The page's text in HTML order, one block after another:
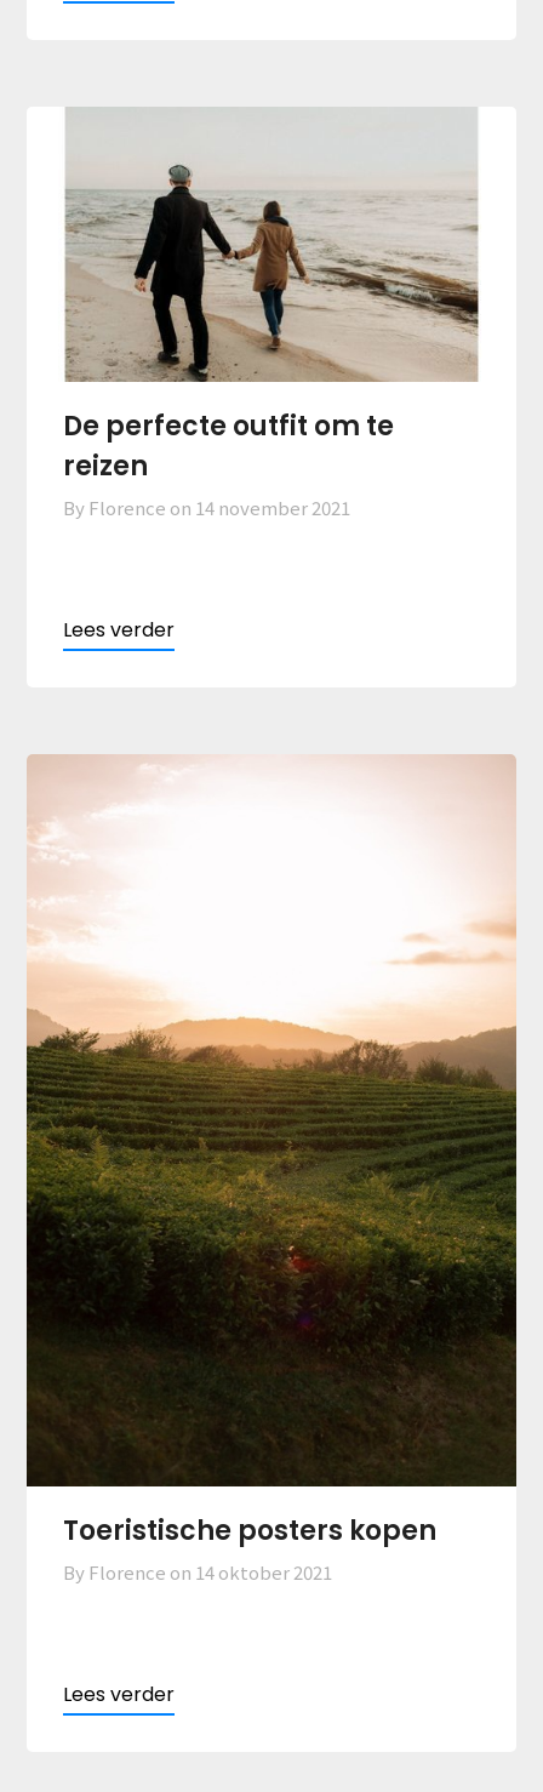
De perfecte outfit om te
reizen
By Florence on 14 november 2021
Toeristische posters kopen
By Florence on 14 oktober 2021